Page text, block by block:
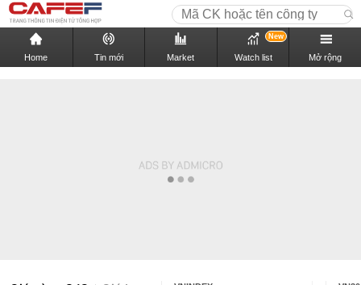
Home Tin mới Market Watch list
New
Mở rộng